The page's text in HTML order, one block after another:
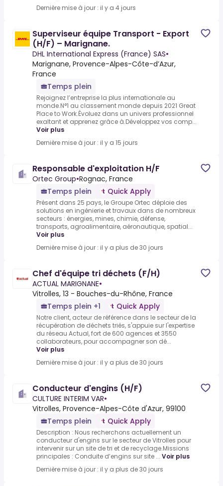
Dernière mise à jour : il y a 4 jours
Superviseur équipe Transport - Export
(H/F) – Marignane.
DHL International Express (France) SAS•
Marignane, Provence-Alpes-Côte-d’Azur,
France
Temps plein
Rejoignez l’entreprise la plus internationale au
monde.N°1 au classement monde depuis 2021 Great
Place to Work.Évoluez dans un univers professionnel
exaltant et apprenez grâce à.Développez vos comp...
Voir plus
Dernière mise à jour : il y a 15 jours
Responsable d'exploitation H/F
Ortec Group•Rognac, France
Temps plein
Quick Apply
Présent dans 25 pays, le Groupe Ortec déploie des
solutions en ingénierie et travaux dans de nombreux
secteurs : énergies, mines, chimie, défense,
transports, agroalimentaire, aéronautique, spatial...
Voir plus
Dernière mise à jour : il y a plus de 30 jours
Chef d'équipe tri déchets (F/H)
ACTUAL MARIGNANE•
Vitrolles, 13 - Bouches-du-Rhône, France
Temps plein +1
Quick Apply
Notre client, acteur de référence dans le secteur de la
récupération de déchets triés, s'appuie sur l'expertise
du réseau Actual, fort de 600 agences et 3550
collaborateurs, pour accompagner son dé...
Voir plus
Dernière mise à jour : il y a plus de 30 jours
Conducteur d'engins (H/F)
CULTURE INTERIM VAR•
Vitrolles, Provence-Alpes-Côte d'Azur, 99100
Temps plein
Quick Apply
Description : Nous recherchons actuellement un
conducteur d'engins sur le secteur de Vitrolles pour
intervenir sur un site de tri et de recyclage.Missions
principales : Conduite d’engins sur site ... Voir plus
Dernière mise à jour : il y a plus de 30 jours